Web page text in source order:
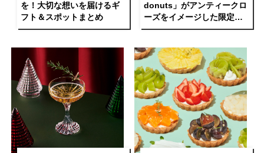
を！大切な想いを届けるギ
フト＆スポットまとめ
donuts」がアンティークロ
ーズをイメージした限定ク
ッキー缶で初のコラボレー